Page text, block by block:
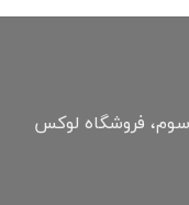
تومان 2,700,000 تومان
سوم، فروشگاه لوکس